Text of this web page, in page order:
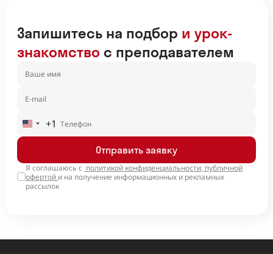
Запишитесь на подбор и урок-
знакомство с преподавателем
United
States
+1
Отправить заявку
Я соглашаюсь с политикой конфиденциальности, публичной
офертой и на получение информационных и рекламных
рассылок